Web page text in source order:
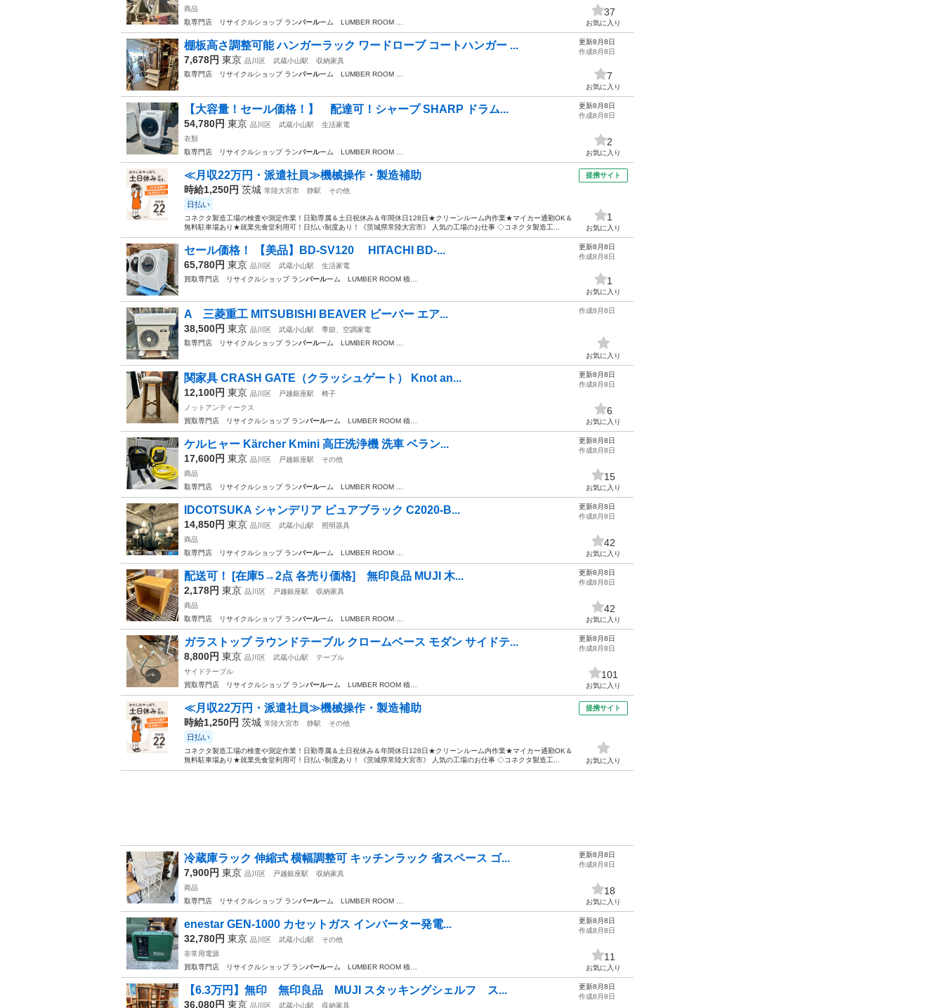
商品
取専門店 リサイクルショップ ランバールーム LUMBER ROOM …
37
お気に入り
棚板高さ調整可能 ハンガーラック ワードローブ コートハンガー ...
7,678円 東京 品川区 武蔵小山駅
収納家具
取専門店 リサイクルショップ ランバールーム LUMBER ROOM …
更新8月8日
作成8月8日
7
お気に入り
【大容量！セール価格！】 配達可！シャープ SHARP ドラム...
54,780円 東京 品川区 武蔵小山駅
生活家電
衣類
取専門店 リサイクルショップ ランバールーム LUMBER ROOM …
更新8月8日
作成8月8日
2
お気に入り
≪月収22万円・派遣社員≫機械操作・製造補助
時給1,250円 茨城 常陸大宮市 静駅 その他
日払い
コネクタ製造工場の検査や測定作業！日勤専属＆土日祝休み＆年間休日128日★クリーンルーム内作業★マイカー通勤OK＆
無料駐車場あり★就業先食堂利用可！日払い制度あり！《茨城県常陸大宮市》 人気の工場のお仕事 ◇コネクタ製造工...
提携サイト
1
お気に入り
セール価格！ 【美品】BD-SV120 HITACHI BD-...
65,780円 東京 品川区 武蔵小山駅
生活家電
買取専門店 リサイクルショップ ランバールーム LUMBER ROOM 積…
更新8月8日
作成8月8日
1
お気に入り
A 三菱重工 MITSUBISHI BEAVER ビーバー エア...
38,500円 東京 品川区 武蔵小山駅
季節、空調家電
取専門店 リサイクルショップ ランバールーム LUMBER ROOM …
作成8月8日
お気に入り
関家具 CRASH GATE（クラッシュゲート） Knot an...
12,100円 東京 品川区 戸越銀座駅
椅子
ノットアンティークス
買取専門店 リサイクルショップ ランバールーム LUMBER ROOM 積…
更新8月8日
作成8月8日
6
お気に入り
ケルヒャー Kärcher Kmini 高圧洗浄機 洗車 ベラン...
17,600円 東京 品川区 戸越銀座駅
その他
商品
取専門店 リサイクルショップ ランバールーム LUMBER ROOM …
更新8月8日
作成8月8日
15
お気に入り
IDCOTSUKA シャンデリア ピュアブラック C2020-B...
14,850円 東京 品川区 武蔵小山駅
照明器具
商品
取専門店 リサイクルショップ ランバールーム LUMBER ROOM …
更新8月8日
作成8月8日
42
お気に入り
配送可！ [在庫5→2点 各売り価格] 無印良品 MUJI 木...
2,178円 東京 品川区 戸越銀座駅
収納家具
商品
取専門店 リサイクルショップ ランバールーム LUMBER ROOM …
更新8月8日
作成8月8日
42
お気に入り
ガラストップ ラウンドテーブル クロームベース モダン サイドテ...
8,800円 東京 品川区 武蔵小山駅
テーブル
サイドテーブル
買取専門店 リサイクルショップ ランバールーム LUMBER ROOM 積…
更新8月8日
作成8月8日
101
お気に入り
≪月収22万円・派遣社員≫機械操作・製造補助
時給1,250円 茨城 常陸大宮市 静駅 その他
日払い
コネクタ製造工場の検査や測定作業！日勤専属＆土日祝休み＆年間休日128日★クリーンルーム内作業★マイカー通勤OK＆
無料駐車場あり★就業先食堂利用可！日払い制度あり！《茨城県常陸大宮市》 人気の工場のお仕事 ◇コネクタ製造工...
提携サイト
お気に入り
冷蔵庫ラック 伸縮式 横幅調整可 キッチンラック 省スペース ゴ...
7,900円 東京 品川区 戸越銀座駅
収納家具
商品
取専門店 リサイクルショップ ランバールーム LUMBER ROOM …
更新8月8日
作成8月8日
18
お気に入り
enestar GEN-1000 カセットガス インバーター発電...
32,780円 東京 品川区 武蔵小山駅
その他
非常用電源
買取専門店 リサイクルショップ ランバールーム LUMBER ROOM 積…
更新8月8日
作成8月8日
11
お気に入り
【6.3万円】無印 無印良品 MUJI スタッキングシェルフ ス...
36,080円 東京 品川区 武蔵小山駅 収納家具
更新8月8日
作成8月8日